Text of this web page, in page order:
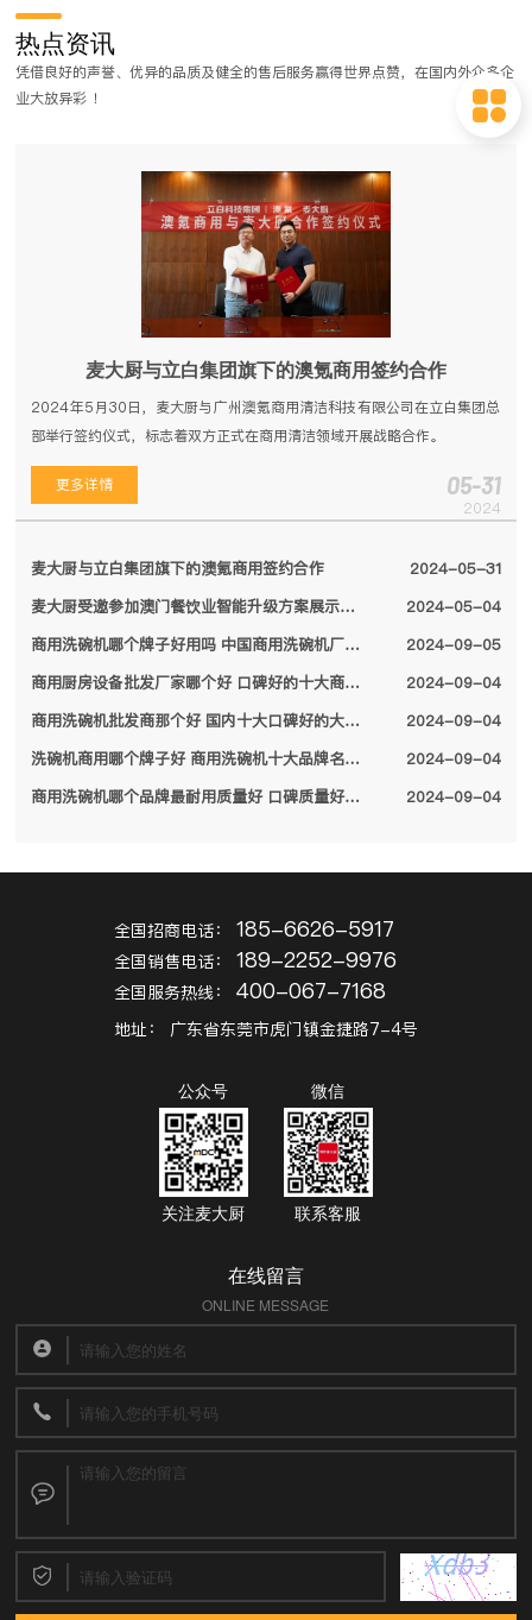
近年来，受人力成本过大、食品安全问题频发等压力，商用洗碗机开始在
餐饮行业逐渐得到了应用，越 来越多的餐饮企业开始认识到了洗碗机带来
的好处。商用洗碗机按结构可分为揭盖式洗碗机、通道式洗 碗机、长龙式
洗碗机。
热点资讯
凭借良好的声誉、优异的品质及健全的售后服务赢得世界点赞，在国内外众多企
业大放异彩 ！
麦大厨与立白集团旗下的澳氪商用签约合作
2024年5月30日，麦大厨与广州澳氪商用清洁科技有限公司在立白集团总
部举行签约仪式，标志着双方正式在商用清洁领域开展战略合作。
更多详情 05-31
2024
麦大厨与立白集团旗下的澳氪商用签约合作
2024-05-31
麦大厨受邀参加澳门餐饮业智能升级方案展示会，备受特区领导关注
2024-05-04
商用洗碗机哪个牌子好用吗 中国商用洗碗机厂家排名前十名单2024
2024-09-05
商用厨房设备批发厂家哪个好 口碑好的十大商用厨房设备厂家名单2024
2024-09-04
商用洗碗机批发商那个好 国内十大口碑好的大型商用洗碗机厂家名单2024
2024-09-04
洗碗机商用哪个牌子好 商用洗碗机十大品牌名单2024
2024-09-04
商用洗碗机哪个品牌最耐用质量好 口碑质量好的十大商用洗碗机品牌2024
2024-09-04
全国招商电话： 185-6626-5917
全国销售电话： 189-2252-9976
全国服务热线： 400-067-7168
地址： 广东省东莞市虎门镇金捷路7-4号
公众号
关注麦大厨
微信
联系客服
在线留言
ONLINE MESSAGE